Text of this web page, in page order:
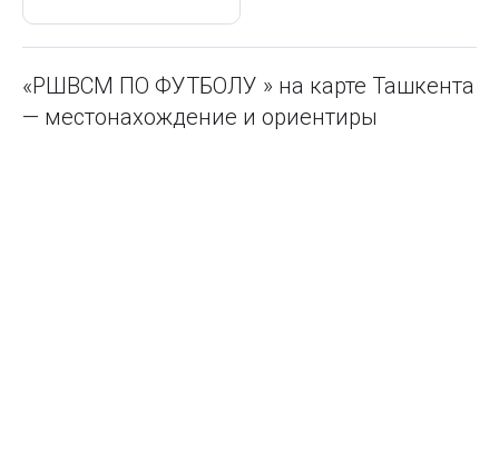
«РШВСМ ПО ФУТБОЛУ » на карте Ташкента
— местонахождение и ориентиры